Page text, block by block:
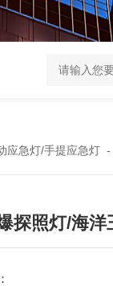
便携式探
应急灯/手提应急灯-
探照灯/海洋